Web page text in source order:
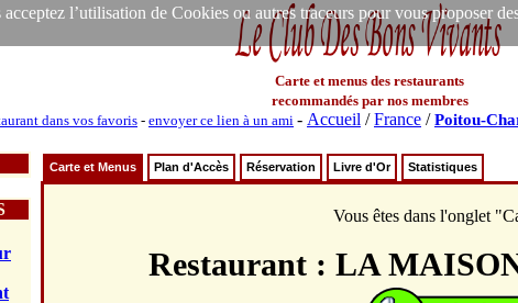
l’utilisation de Cookies ou autres traceurs pour vous proposer
Carte et menus des restaurants
recommandés par nos membres
dans vos favoris - envoyer ce lien à un ami - Accueil /France /Poitou-
Carte et Menus Plan d'Accès Réservation Livre d'Or Statistiques
Vous êtes dans l'onglet
Restaurant : LA